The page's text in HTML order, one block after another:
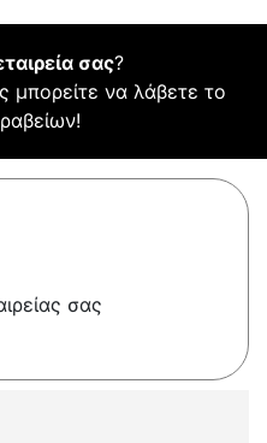
σας?
μπορείτε να λάβετε το
σας